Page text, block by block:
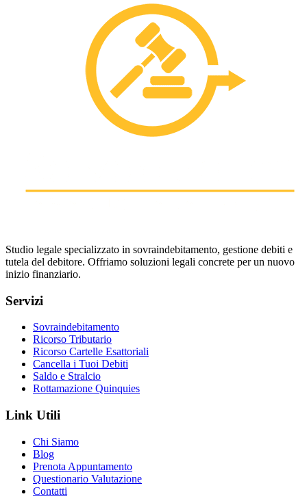
Studio legale specializzato in sovraindebitamento, gestione debiti e
tutela del debitore. Offriamo soluzioni legali concrete per un nuovo
inizio finanziario.
Servizi
Sovraindebitamento
Ricorso Tributario
Ricorso Cartelle Esattoriali
Cancella i Tuoi Debiti
Saldo e Stralcio
Rottamazione Quinquies
Link Utili
Chi Siamo
Blog
Prenota Appuntamento
Questionario Valutazione
Contatti